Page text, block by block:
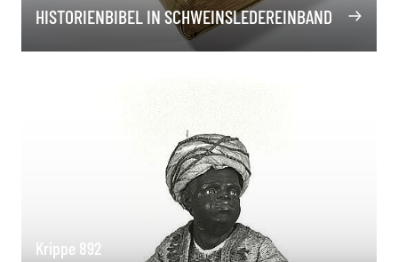
HISTORIENBIBEL IN SCHWEINSLEDEREINBAND
Krippe 892